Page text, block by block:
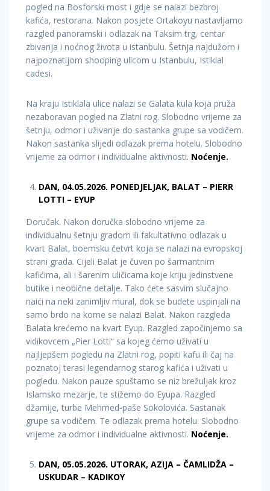
pogled na Bosforski most i gdje se nalazi bezbroj
kafića, restorana. Nakon posjete Ortakoyu nastavljamo
razgled panoramski i odlazak na Taksim trg, centar
zbivanja i noćnog života u istanbulu. Šetnja najdužom i
najpoznatijom shooping ulicom u Istanbulu, Istiklal
cadesi.
Na kraju Istiklala ulice nalazi se Galata kula koja pruža
nezaboravan pogled na Zlatni rog. Slobodno vrijeme za
šetnju, odmor i uživanje do sastanka grupe sa vodičem.
Nakon sastanka slijedi odlazak prema hotelu. Slobodno
vrijeme za odmor i individualne aktivnosti. Noćenje.
DAN, 04.05.2026. PONEDJELJAK, BALAT – PIERR
LOTTI – EYUP
Doručak. Nakon doručka slobodno vrijeme za
individualnu šetnju gradom ili fakultativno odlazak u
kvart Balat, boemsku četvrt koja se nalazi na evropskoj
strani grada. Cijeli Balat je čuven po šarmantnim
kafićima, ali i šarenim uličicama koje kriju jedinstvene
butike i neobične detalje. Tako ćete sasvim slučajno
naići na neki zanimljiv mural, dok se budete uspinjali na
samo brdo na kome se nalazi Balat. Nakon razgleda
Balata krećemo na kvart Eyup. Razgled započinjemo sa
vidikovcem „Pier Lotti“ sa kojeg ćemo uživati u
najljepšem pogledu na Zlatni rog, popiti kafu ili čaj na
poznatoj terasi legendarnog starog kafića i uživati u
pogledu. Nakon pauze spuštamo se niz brežuljak kroz
Islamsko mezarje, te stižemo do Eyupa. Razgled
džamije, turbe Mehmed-paše Sokolovića. Sastanak
grupe sa vodičem. Te odlazak prema hotelu. Slobodno
vrijeme za odmor i individualne aktivnosti. Noćenje.
DAN, 05.05.2026. UTORAK, AZIJA – ČAMLIDŽA –
USKUDAR – KADIKOY